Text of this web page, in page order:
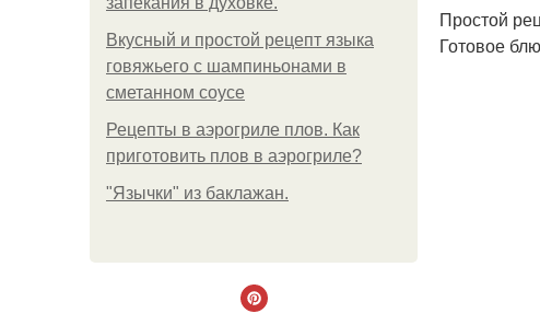
Вкусный и простой рецепт языка
говяжьего с шампиньонами в
сметанном соусе
Рецепты в аэрогриле плов. Как
приготовить плов в аэрогриле?
"Язычки" из баклажан.
Простой
Готовое